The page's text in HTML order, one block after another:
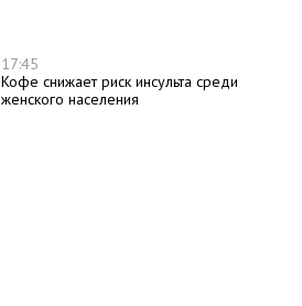
17:45
Кофе снижает риск инсульта среди
женского населения